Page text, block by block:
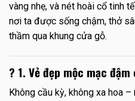
vàng nhẹ, và nét hoài cổ tinh
nơi ta được sống chậm, thở
thầm qua khung cửa gỗ.
? 1. Vẻ đẹp mộc mạc
Không cầu kỳ, không xa hoa –